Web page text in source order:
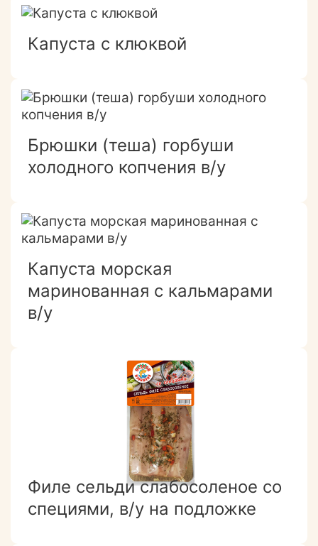
Капуста с клюквой
Брюшки (теша) горбуши
холодного копчения в/у
Капуста морская
маринованная с кальмарами
в/у
Филе сельди слабосоленое со
специями, в/у на подложке